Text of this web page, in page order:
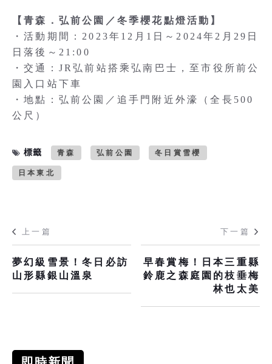
【青森．弘前公園／冬季櫻花點燈活動】
・活動期間：2023年12月1日～2024年2月29日
日落後～21:00
・交通：JR弘前站搭乘弘南巴士，至市役所前公
園入口站下車
・地點：弘前公園／追手門附近外濠（全長500
公尺）
標籤 青森 弘前公園 冬日賞雪櫻
日本東北
上一篇
夢幻級雪景！冬日必訪
山形縣銀山溫泉
下一篇
早春賞梅！日本三重縣
鈴鹿之森庭園的枝垂梅
林也太美